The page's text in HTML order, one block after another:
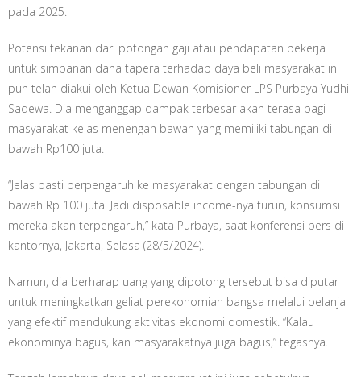
pada 2025.
Potensi tekanan dari potongan gaji atau pendapatan pekerja
untuk simpanan dana tapera terhadap daya beli masyarakat ini
pun telah diakui oleh Ketua Dewan Komisioner LPS Purbaya Yudhi
Sadewa. Dia menganggap dampak terbesar akan terasa bagi
masyarakat kelas menengah bawah yang memiliki tabungan di
bawah Rp100 juta.
“Jelas pasti berpengaruh ke masyarakat dengan tabungan di
bawah Rp 100 juta. Jadi disposable income-nya turun, konsumsi
mereka akan terpengaruh,” kata Purbaya, saat konferensi pers di
kantornya, Jakarta, Selasa (28/5/2024).
Namun, dia berharap uang yang dipotong tersebut bisa diputar
untuk meningkatkan geliat perekonomian bangsa melalui belanja
yang efektif mendukung aktivitas ekonomi domestik. “Kalau
ekonominya bagus, kan masyarakatnya juga bagus,” tegasnya.